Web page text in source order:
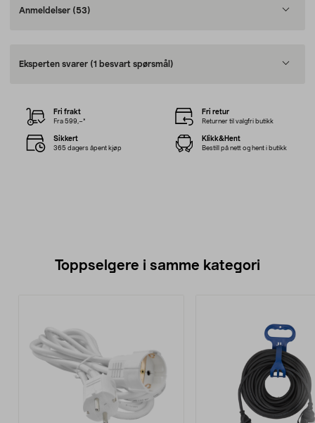
Anmeldelser (53)
Eksperten svarer (1 besvart spørsmål)
Fri frakt
Fra 599,–*
Fri retur
Returner til valgfri butikk
Sikkert
365 dagers åpent kjøp
Klikk&Hent
Bestill på nett og hent i butikk
Toppselgere i samme kategori